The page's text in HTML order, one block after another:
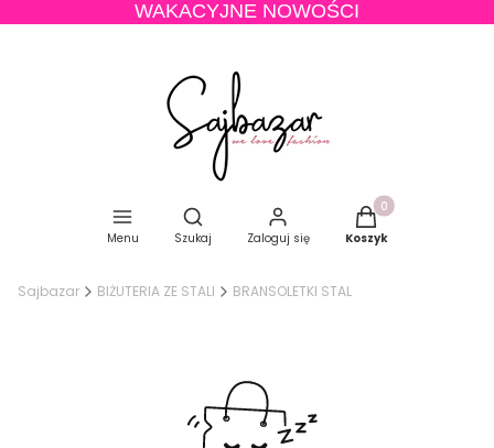
WAKACYJNE NOWOŚCI
Menu
Otwórz wyszukiwarkę
Szukaj Zaloguj się
Produkty w
Koszyk
Sajbazar BIŻUTERIA ZE STALI BRANSOLETKI STAL